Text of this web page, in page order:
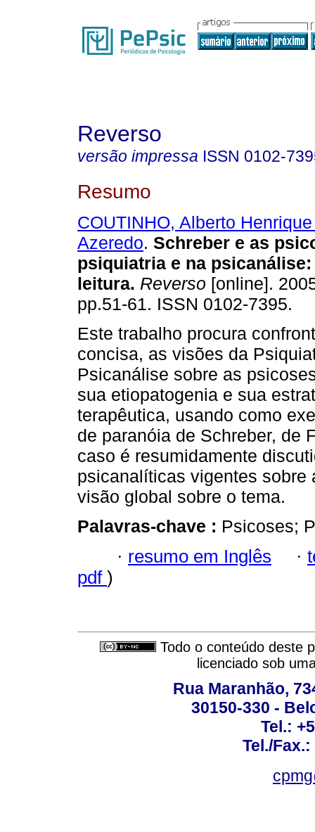
Reverso
versão impressa ISSN 0102-
Resumo
COUTINHO, Alberto
Azeredo. Schreber e as
psiquiatria e na
leitura. Reverso [online].
pp.51-61. ISSN 0102-7395.
Este trabalho procura
concisa, as visões da
Psicanálise sobre as
sua etiopatogenia e sua
terapêutica, usando como
de paranóia de Schreber, de
caso é resumidamente
psicanalíticas vigentes sobre
visão global sobre o tema.
Palavras-chave : Psicoses;
· resumo em Inglês ·
pdf )
Todo o conteúdo deste
licenciado sob
Rua Maranhão,
30150-330 -
Tel.:
Tel./Fax.: